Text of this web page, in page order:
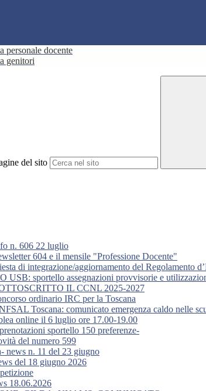
personale docente
genitori
del sito
n. 606 22 luglio
604 e il mensile "Professione Docente"
di integrazione/aggiornamento del Regolamento
USB: sportello assegnazioni provvisorie e
IL CCNL 2025-2027
ordinario IRC per la Toscana
Toscana: comunicato emergenza caldo nelle
online il 6 luglio ore 17.00-19.00
sportello 150 preferenze-
del numero 599
news n. 11 del 23 giugno
del 18 giugno 2026
18.06.2026